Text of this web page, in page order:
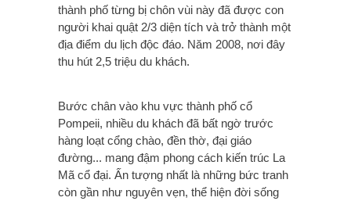
thành phố từng bị chôn vùi này đã được con
người khai quật 2/3 diện tích và trở thành một
địa điểm du lịch độc đáo. Năm 2008, nơi đây
thu hút 2,5 triệu du khách.
Bước chân vào khu vực thành phố cổ
Pompeii, nhiều du khách đã bất ngờ trước
hàng loạt cổng chào, đền thờ, đại giáo
đường... mang đậm phong cách kiến trúc La
Mã cổ đại. Ấn tượng nhất là những bức tranh
còn gần như nguyên vẹn, thể hiện đời sống